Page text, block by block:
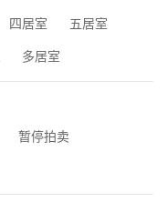
四居室 五居室
多居室
暂停拍卖